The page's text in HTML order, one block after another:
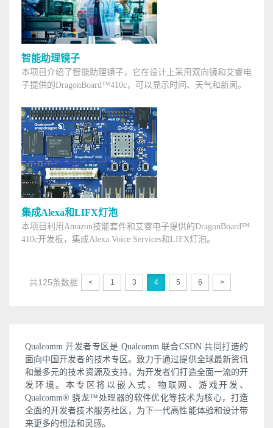
智能助理镜子
本项目介绍了智能助理镜子，它在设计上采用双向镜和艾睿电
子提供的DragonBoard™410c，可以显示时间、天气和新闻。
集成Alexa和LIFX灯泡
本项目利用Amazon技能套件和艾睿电子提供的DragonBoard™
410c开发板，集成Alexa Voice Services和LIFX灯泡。
共125条数据 < 1 3 4 5 6 >
Qualcomm 开发者专区是 Qualcomm 联合CSDN 共同打造的
面向中国开发者的技术专区。致力于通过提供全球最新资讯
和最多元的技术资源及支持，为开发者们打造全面一流的开
发环境。本专区将以嵌入式、物联网、游戏开发、
Qualcomm® 骁龙™处理器的软件优化等技术为核心，打造
全面的开发者技术服务社区，为下一代高性能体验和设计带
来更多的想法和灵感。